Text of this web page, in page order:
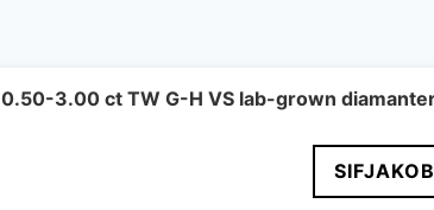
3.00 ct TW G-H VS lab-grown